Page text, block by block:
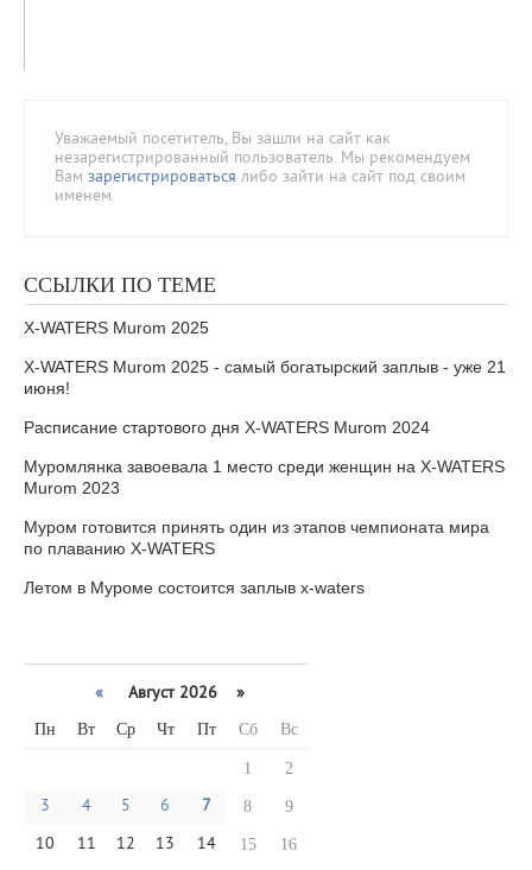
Уважаемый посетитель, Вы зашли на сайт как
незарегистрированный пользователь. Мы рекомендуем
Вам зарегистрироваться либо зайти на сайт под своим
именем.
ССЫЛКИ ПО ТЕМЕ
X-WATERS Murom 2025
X-WATERS Murom 2025 - самый богатырский заплыв - уже 21
июня!
Расписание стартового дня X-WATERS Murom 2024
Муромлянка завоевала 1 место среди женщин на X-WATERS
Murom 2023
Муром готовится принять один из этапов чемпионата мира
по плаванию X-WATERS
Летом в Муроме состоится заплыв x-waters
« Август 2026 »
Пн Вт Ср Чт Пт Сб Вс
1 2
3 4 5 6 7 8 9
10 11 12 13 14 15 16